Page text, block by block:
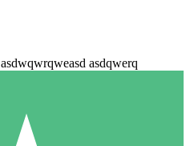
asdwqwrqweasd asdqwerq